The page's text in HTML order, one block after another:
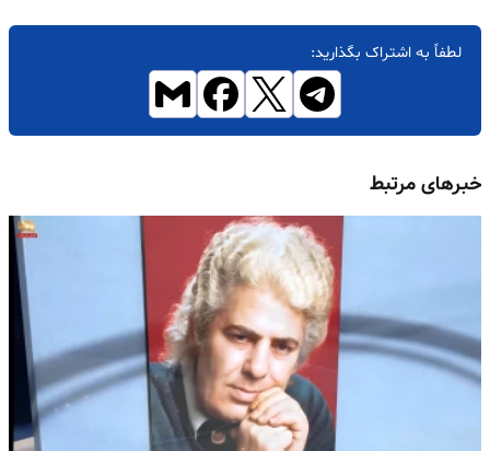
لطفاً به اشتراک بگذارید:
خبرهای مرتبط